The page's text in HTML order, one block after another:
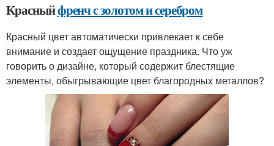
Красныйфренч с золотом и серебром
Красный цвет автоматически привлекает к себе
внимание и создает ощущение праздника. Что уж
говорить о дизайне, который содержит блестящие
элементы, обыгрывающие цвет благородных металлов?